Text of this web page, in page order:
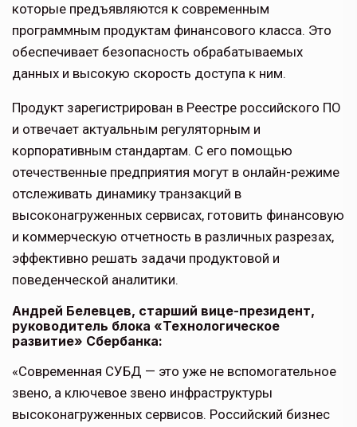
которые предъявляются к современным
программным продуктам финансового класса. Это
обеспечивает безопасность обрабатываемых
данных и высокую скорость доступа к ним.
Продукт зарегистрирован в Реестре российского ПО
и отвечает актуальным регуляторным и
корпоративным стандартам. С его помощью
отечественные предприятия могут в онлайн-режиме
отслеживать динамику транзакций в
высоконагруженных сервисах, готовить финансовую
и коммерческую отчетность в различных разрезах,
эффективно решать задачи продуктовой и
поведенческой аналитики.
Андрей Белевцев, старший вице-президент,
руководитель блока «Технологическое
развитие» Сбербанка:
«Современная СУБД — это уже не вспомогательное
звено, а ключевое звено инфраструктуры
высоконагруженных сервисов. Российский бизнес